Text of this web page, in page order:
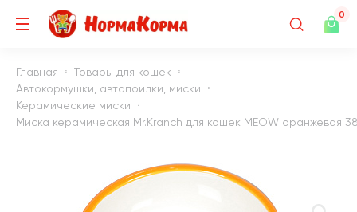
0
Главная
Товары для кошек
Автокормушки, автопоилки, миски
Керамические миски
Миска керамическая Mr.Kranch для кошек MEOW оранжевая